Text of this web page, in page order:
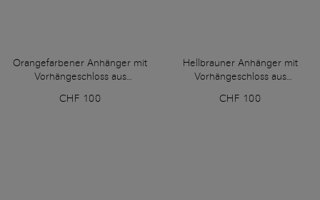
Orangefarbener Anhänger mit
Vorhängeschloss aus
CHF 100
Hellbrauner Anhänger mit
Vorhängeschloss aus
CHF 100